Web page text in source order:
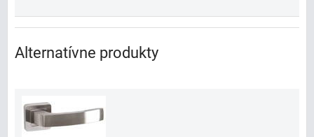
Alternatívne produkty